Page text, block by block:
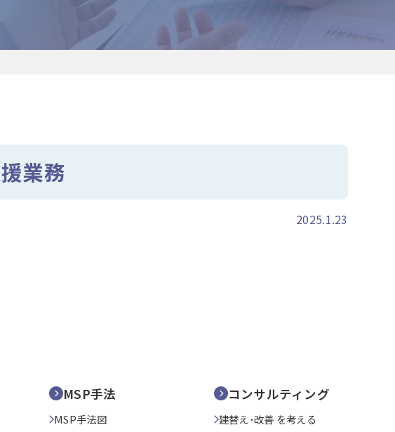
業務
2025.1.23
MSP手法
MSP手法図
コンサルティング
建替え･改善 を考える